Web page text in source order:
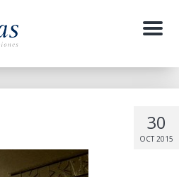
Menu
30
OCT 2015